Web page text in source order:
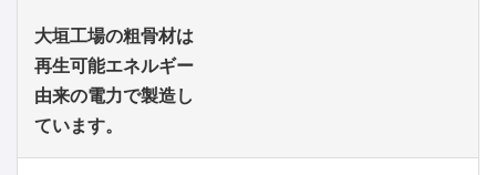
大垣工場の粗骨材は
再生可能エネルギー
由来の電力で製造し
ています。